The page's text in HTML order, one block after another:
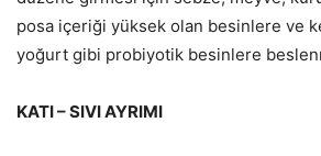
posa içeriği yüksek olan besinlere ve
yoğurt gibi probiyotik besinlere
KATI – SIVI AYRIMI